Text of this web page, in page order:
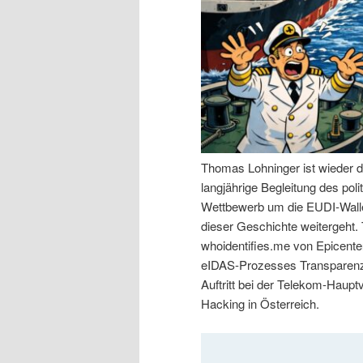
n
I
n
h
a
l
t
s
r
e
n
I
n
h
a
l
Thomas Lohninger ist wieder
langjährige Begleitung des
Wettbewerb um die EUDI-
dieser Geschichte
whoidentifies.me von
eIDAS-Prozesses
Auftritt bei der Telekom-
Hacking in Österreich.